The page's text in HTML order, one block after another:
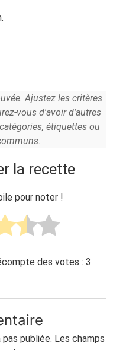
Ajustez les critères
vous d'avoir d'autres
étiquettes ou
la recette
pour noter !
des votes :3
publiée. Les champs